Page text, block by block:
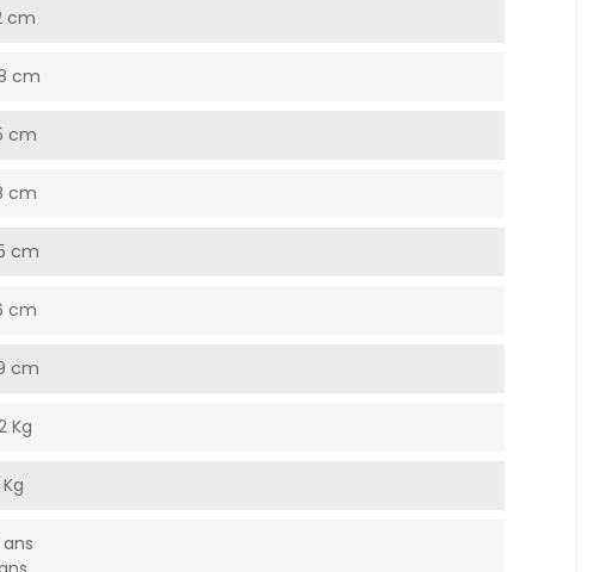
cm
cm
cm
cm
cm
cm
cm
Kg
Kg
ans